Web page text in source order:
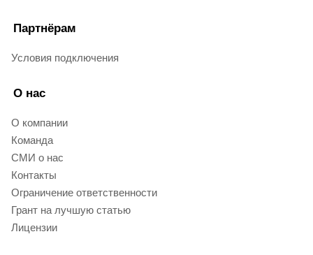
Партнёрам
Условия подключения
О нас
О компании
Команда
СМИ о нас
Контакты
Ограничение ответственности
Грант на лучшую статью
Лицензии